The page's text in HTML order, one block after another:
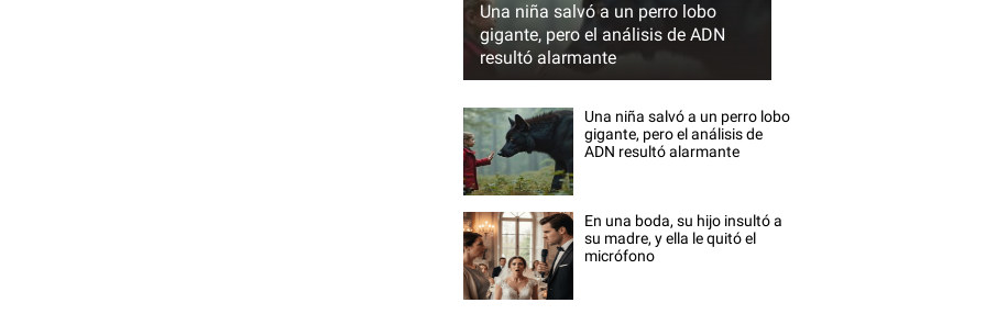
Una niña salvó a un perro lobo
gigante, pero el análisis de ADN
resultó alarmante
Una niña salvó a un perro lobo
gigante, pero el análisis de
ADN resultó alarmante
En una boda, su hijo insultó a
su madre, y ella le quitó el
micrófono